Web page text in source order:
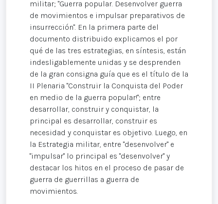
militar; "Guerra popular. Desenvolver guerra
de movimientos e impulsar preparativos de
insurrección". En la primera parte del
documento distribuido explicamos el por
qué de las tres estrategias, en síntesis, están
indesligablemente unidas y se desprenden
de la gran consigna guía que es el título de la
II Plenaria "Construir la Conquista del Poder
en medio de la guerra popular!"; entre
desarrollar, construir y conquistar, la
principal es desarrollar, construir es
necesidad y conquistar es objetivo. Luego, en
la Estrategia militar, entre "desenvolver" e
"impulsar" lo principal es "desenvolver" y
destacar los hitos en el proceso de pasar de
guerra de guerrillas a guerra de
movimientos.